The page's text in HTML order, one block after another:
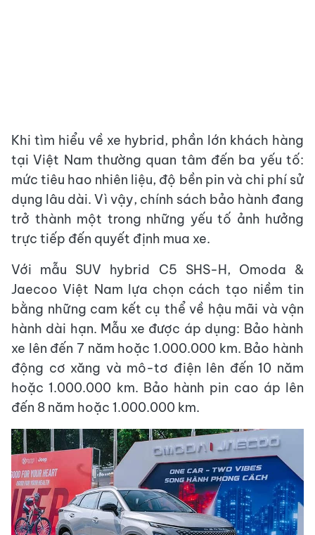
Khi tìm hiểu về xe hybrid, phần lớn khách hàng
tại Việt Nam thường quan tâm đến ba yếu tố:
mức tiêu hao nhiên liệu, độ bền pin và chi phí sử
dụng lâu dài. Vì vậy, chính sách bảo hành đang
trở thành một trong những yếu tố ảnh hưởng
trực tiếp đến quyết định mua xe.
Với mẫu SUV hybrid C5 SHS-H, Omoda &
Jaecoo Việt Nam lựa chọn cách tạo niềm tin
bằng những cam kết cụ thể về hậu mãi và vận
hành dài hạn. Mẫu xe được áp dụng: Bảo hành
xe lên đến 7 năm hoặc 1.000.000 km. Bảo hành
động cơ xăng và mô-tơ điện lên đến 10 năm
hoặc 1.000.000 km. Bảo hành pin cao áp lên
đến 8 năm hoặc 1.000.000 km.